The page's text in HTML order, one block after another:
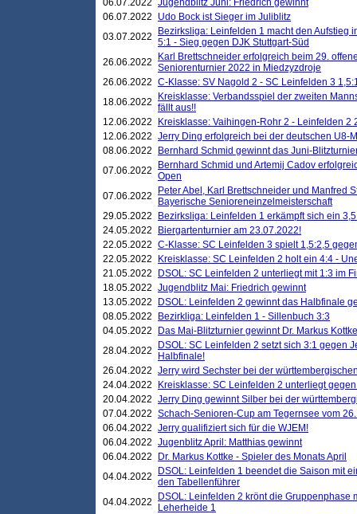
06.07.2022 Jugendblitz Juni: Friedrich gewinnt
06.07.2022
Udo Bock ist Sieger im Juliblitz
03.07.2022
Bezirksliga: Leinfelden 1 macht den Aufstieg
5:1 - Sieg gegen DJK Stuttgart-Süd
26.06.2022
Karl Brettschneider erfolgreich beim 29.
Seniorenturnier 2022 in Miedzyzdroje
26.06.2022 C-Klasse: SV Nagold 2 - SC Leinfelden 3
18.06.2022
Kreisklasse: Verbandsspiel der zweiten
fällt aus!!
12.06.2022
Kreisklasse: Vaihingen-Rohr 2 - Leinfelden 2
12.06.2022 Jerry Ding erfolgreich bei der deutschen U8-
08.06.2022
Bernhard Schmid gewinnt das Juni-
07.06.2022
Bernhard Schmid und Artemij Cadov
Open
07.06.2022
Peter Abel, Karl Brettschneider und Manfred
Bayerische Senioreneinzelmeisterschaft
29.05.2022
Bezirksliga: Leinfelden 1 erkämpft sich ein
24.05.2022
Biergartenturnier am 23.07.2022!
22.05.2022 C-Klasse: SC Leinfelden 3 spielt 1,5:2,5
22.05.2022
Kreisklasse: SC Leinfelden 2 holt ein 4:4 -
21.05.2022
DSOL: SC Leinfelden 2 unterliegt mit 1:3 im
18.05.2022 Jugendblitz Mai: Friedrich gewinnt
13.05.2022
DSOL: Leinfelden 2 gewinnt das Halbfinale
08.05.2022
Bezirkliga: Leinfelden 1 - Sillenbuch 3:3
04.05.2022
Das Mai-Blitzturnier gewinnt Dr. Markus
28.04.2022
DSOL: SC Leinfelden 2 setzt sich 3:1 gegen
Halbfinale!
26.04.2022 Jerry wird Sechster bei der
24.04.2022
Kreisklasse: SC Leinfelden 2 unterliegt
20.04.2022 Jerry Ding gewinnt Silber bei der
07.04.2022 Schach-Senioren-Cup am Tegernsee vom
06.04.2022 Jerry qualifiziert sich für die WJEM!
06.04.2022 Jugenblitz April: Matthias gewinnt
06.04.2022
Dr. Markus Kottke - Spieler des Monats April
04.04.2022
DSOL: Leinfelden 1 beendet die Saison mit
den Tabellenführer
04.04.2022
DSOL: Leinfelden 2 krönt die Gruppenphase
Leherheide 1